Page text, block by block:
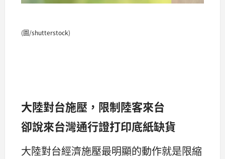
(圖/shutterstock)
大陸對台施壓，限制陸客來台
卻說來台灣通行證打印底紙缺貨
大陸對台經濟施壓最明顯的動作就是限縮